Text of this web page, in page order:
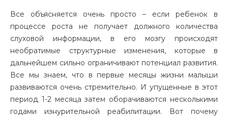
Все объясняется очень просто – если ребенок в
процессе роста не получает должного количества
слуховой информации, в его мозгу происходят
необратимые структурные изменения, которые в
дальнейшем сильно ограничивают потенциал развития.
Все мы знаем, что в первые месяцы жизни малыши
развиваются очень стремительно. И упущенные в этот
период 1-2 месяца затем оборачиваются несколькими
годами изнурительной реабилитации. Вот почему